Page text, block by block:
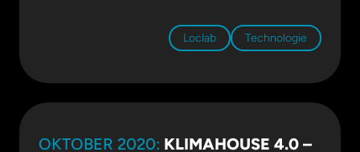
Vorteile auch Hoteliers mit sich. Für
eine rasche Umsetzung muss jedoch
Baubranche aktiv werden.Das
Interview in der Südtiroler
Loclab Technologie
OKTOBER 2020: KLIMAHOUSE 4.0 –